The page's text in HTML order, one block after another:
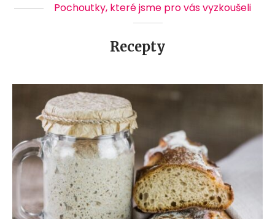
Pochoutky, které jsme pro vás vyzkoušeli
Recepty